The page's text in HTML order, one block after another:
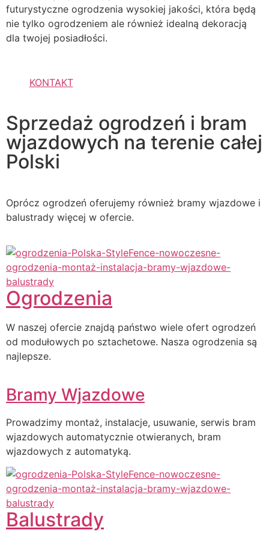
futurystyczne ogrodzenia wysokiej jakości, która będą
nie tylko ogrodzeniem ale również idealną dekoracją
dla twojej posiadłości.
KONTAKT
Sprzedaż ogrodzeń i bram
wjazdowych na terenie całej
Polski
Oprócz ogrodzeń oferujemy również bramy wjazdowe i
balustrady więcej w ofercie.
Ogrodzenia
W naszej ofercie znajdą państwo wiele ofert ogrodzeń
od modułowych po sztachetowe. Nasza ogrodzenia są
najlepsze.
Bramy Wjazdowe
Prowadzimy montaż, instalacje, usuwanie, serwis bram
wjazdowych automatycznie otwieranych, bram
wjazdowych z automatyką.
Balustrady